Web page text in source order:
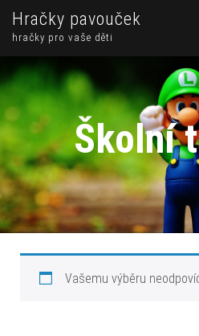
Hračky pavouček
hračky pro vaše děti
Školní
Vašemu výběru